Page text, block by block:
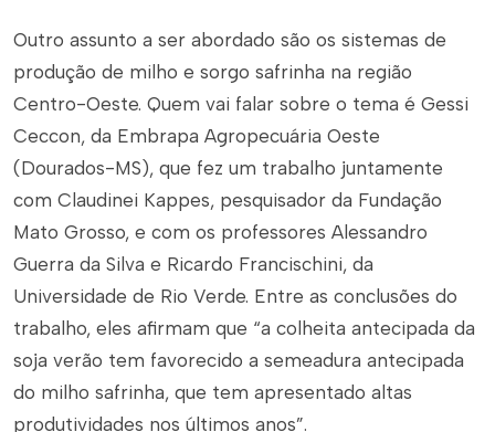
Outro assunto a ser abordado são os sistemas de
produção de milho e sorgo safrinha na região
Centro-Oeste. Quem vai falar sobre o tema é Gessi
Ceccon, da Embrapa Agropecuária Oeste
(Dourados-MS), que fez um trabalho juntamente
com Claudinei Kappes, pesquisador da Fundação
Mato Grosso, e com os professores Alessandro
Guerra da Silva e Ricardo Francischini, da
Universidade de Rio Verde. Entre as conclusões do
trabalho, eles afirmam que “a colheita antecipada da
soja verão tem favorecido a semeadura antecipada
do milho safrinha, que tem apresentado altas
produtividades nos últimos anos”.